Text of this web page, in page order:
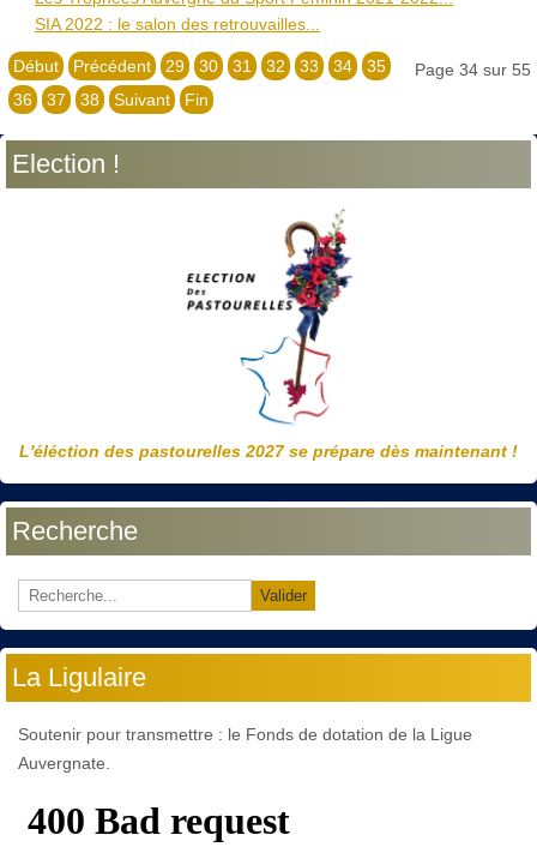
SIA 2022 : le salon des retrouvailles...
Page 34 sur 55
Début Précédent 29 30 31 32 33 34
35
36
37 38 Suivant Fin
Election !
L'éléction des pastourelles 2027 se prépare dès maintenant !
Recherche
Valider
La Ligulaire
Soutenir pour transmettre : le Fonds de dotation de la Ligue
Auvergnate.